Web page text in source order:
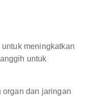
meningkatkan
untuk
organ dan jaringan